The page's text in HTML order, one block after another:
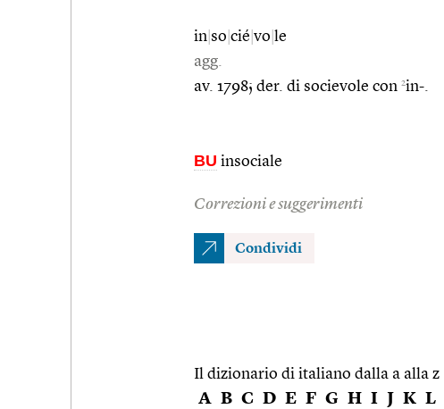
in so cié vo le
agg.
av. 1798; der. di socievole con 2in-.
BU insociale
Correzioni e suggerimenti
Condividi
Il dizionario di italiano dalla a alla z
A B C D E F G H I J K L